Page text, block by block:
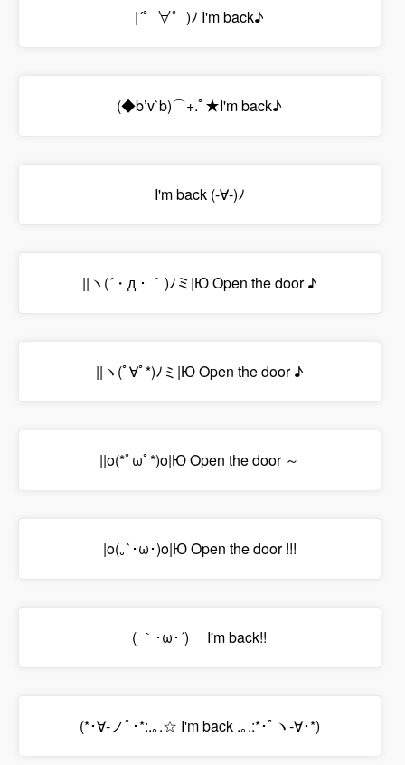
|´゜∀゜)ﾉ I'm back♪
(◆b’v`b)⌒+.ﾟ★I'm back♪
I'm back (-∀-)ﾉ
||ヽ(´・д・｀)ﾉミ|Ю Open the door ♪
||ヽ(ﾟ∀ﾟ*)ﾉミ|Ю Open the door ♪
||o(*ﾟωﾟ*)o|Ю Open the door ～
|o(｡`･ω･)o|Ю Open the door !!!
( ｀･ω･´)ゞ I'm back!!
(*･∀-ノﾟ･*:.｡.☆ I'm back .｡.:*･ﾟヽ-∀･*)